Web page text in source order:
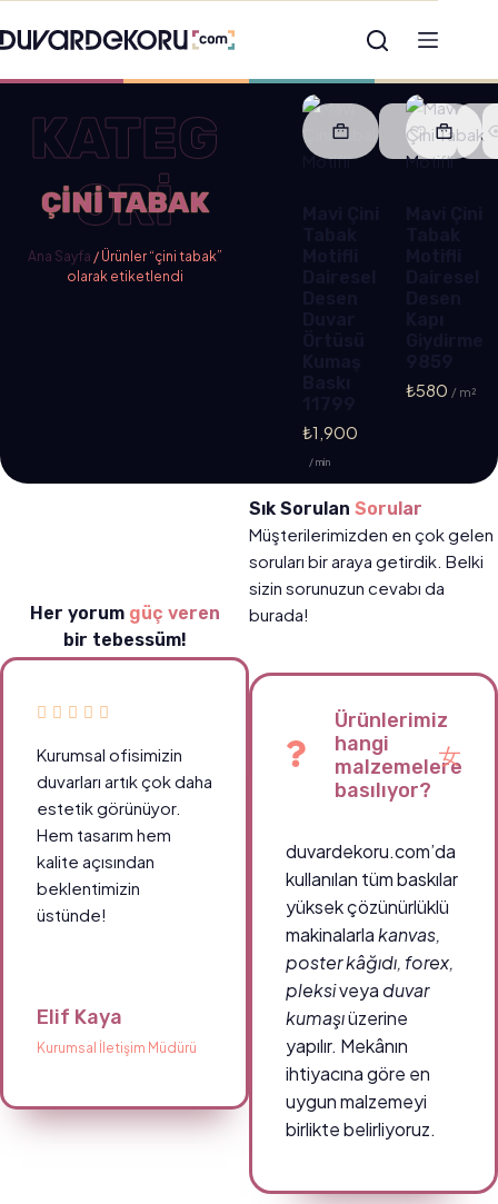
KATEG
ORİ
ÇINI TABAK
Ana Sayfa / Ürünler “çini tabak”
olarak etiketlendi
₺1,900
/ min
₺580
Her yorum güç veren
bir tebessüm!
Kurumsal ofisimizin
duvarları artık çok daha
estetik görünüyor.
Hem tasarım hem
kalite açısından
beklentimizin
üstünde!
Elif Kaya
Kurumsal İletişim Müdürü
Sık Sorulan Sorular
Müşterilerimizden en çok gelen
soruları bir araya getirdik. Belki
sizin sorunuzun cevabı da
burada!
Ürünlerimiz
hangi
malzemelere
basılıyor?
duvardekoru.com’da
kullanılan tüm baskılar
yüksek çözünürlüklü
makinalarlakanvas,
poster kâğıdı, forex,
pleksiveya duvar
kumaşıüzerine
yapılır. Mekânın
ihtiyacına göre en
uygun malzemeyi
birlikte belirliyoruz.